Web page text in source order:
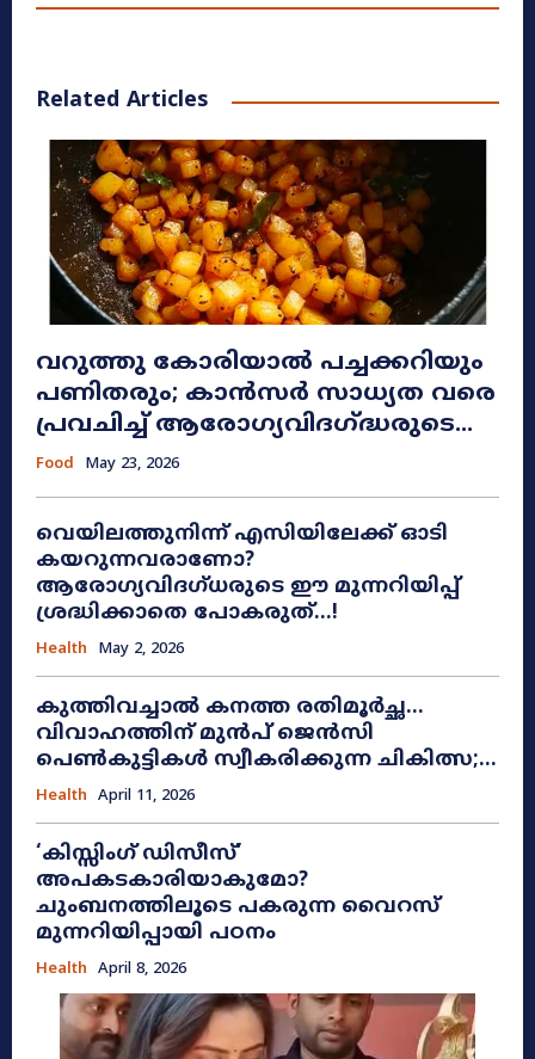
Related Articles
വറുത്തു കോരിയാൽ പച്ചക്കറിയും
പണിതരും; കാൻസർ സാധ്യത വരെ
പ്രവചിച്ച് ആരോഗ്യവിദഗ്ദ്ധരുടെ...
Food May 23, 2026
വെയിലത്തുനിന്ന് എസിയിലേക്ക് ഓടി
കയറുന്നവരാണോ?
ആരോഗ്യവിദഗ്ധരുടെ ഈ മുന്നറിയിപ്പ്
ശ്രദ്ധിക്കാതെ പോകരുത്…!
Health May 2, 2026
കുത്തിവച്ചാൽ കനത്ത രതിമൂർച്ഛ…
വിവാഹത്തിന് മുൻപ് ജെൻസി
പെൺകുട്ടികൾ സ്വീകരിക്കുന്ന ചികിത്സ;...
Health April 11, 2026
‘കിസ്സിംഗ് ഡിസീസ്’
അപകടകാരിയാകുമോ?
ചുംബനത്തിലൂടെ പകരുന്ന വൈറസ്
മുന്നറിയിപ്പായി പഠനം
Health April 8, 2026